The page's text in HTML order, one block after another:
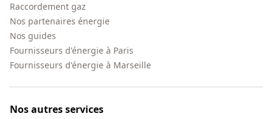
Raccordement gaz
Nos partenaires énergie
Nos guides
Fournisseurs d'énergie à Paris
Fournisseurs d'énergie à Marseille
Nos autres services